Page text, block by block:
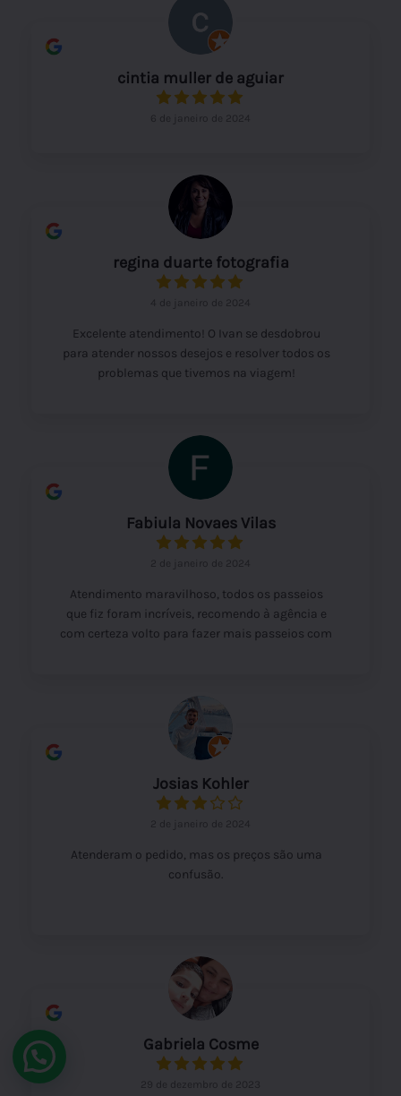
cintia muller de aguiar
6 de janeiro de 2024
regina duarte fotografia
4 de janeiro de 2024
Excelente atendimento! O Ivan se desdobrou
para atender nossos desejos e resolver todos os
problemas que tivemos na viagem!
Fabiula Novaes Vilas
2 de janeiro de 2024
Atendimento maravilhoso, todos os passeios
que fiz foram incríveis, recomendo à agência e
com certeza volto para fazer mais passeios com
Josias Kohler
2 de janeiro de 2024
Atenderam o pedido, mas os preços são uma
confusão.
Gabriela Cosme
29 de dezembro de 2023
Reserve seu Passeio